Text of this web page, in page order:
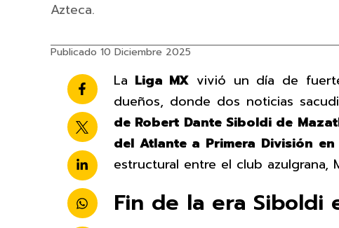
Azteca.
Publicado 10 Diciembre 2025
La Liga MX vivió un día de
dueños, donde dos noticias
de Robert Dante Siboldi de
del Atlante a Primera División
estructural entre el club azulgrana,
Fin de la era Siboldi